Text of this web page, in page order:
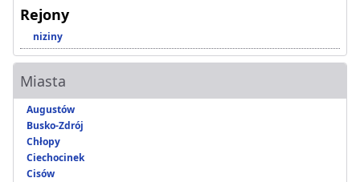
Rejony
niziny
Miasta
Augustów
Busko-Zdrój
Chłopy
Ciechocinek
Cisów